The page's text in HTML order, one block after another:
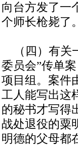
向台方发了一
个师长枪毙了。
（四）有关
委员会”传单
项目组。案件
工人能写出这
的秘书才写得
战处退役的粟
明德的父母都